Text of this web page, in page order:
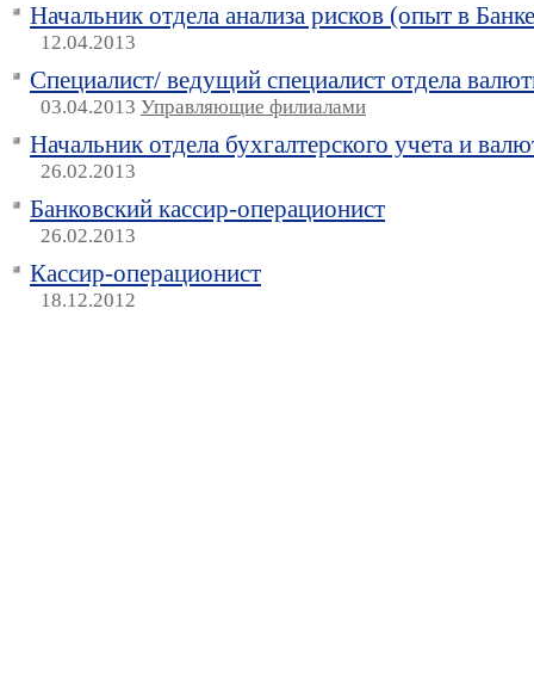
Начальник отдела анализа рисков (опыт в
12.04.2013
Специалист/ ведущий специалист отдела
03.04.2013 Управляющие филиалами
Начальник отдела бухгалтерского учета и
26.02.2013
Банковский кассир-операционист
26.02.2013
Кассир-операционист
18.12.2012